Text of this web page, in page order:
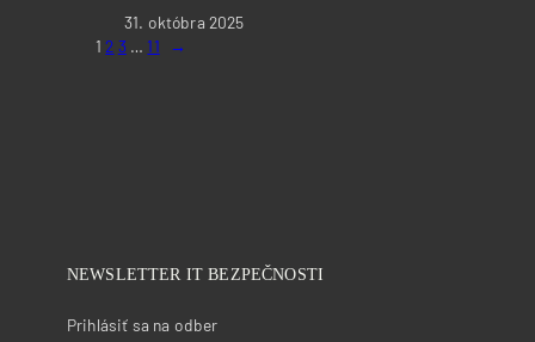
31. októbra 2025
1 2 3 … 11 →
NEWSLETTER IT BEZPEČNOSTI
Prihlásiť sa na odber